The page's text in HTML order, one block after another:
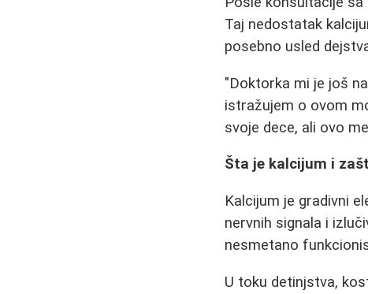
Taj nedostatak
posebno usled
"Doktorka mi je još
istražujem o ovom
svoje dece, ali ovo
Šta je kalcijum i
Kalcijum je gradivni
nervnih signala i
nesmetano
U toku detinjstva,